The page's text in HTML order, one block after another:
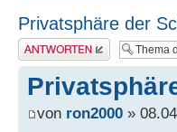
Privatsphäre der
Antwort erstellen
von ron2000 »